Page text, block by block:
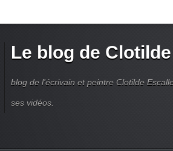
Le blog de
blog de l'écrivain et peintre Clotilde
ses vidéos.